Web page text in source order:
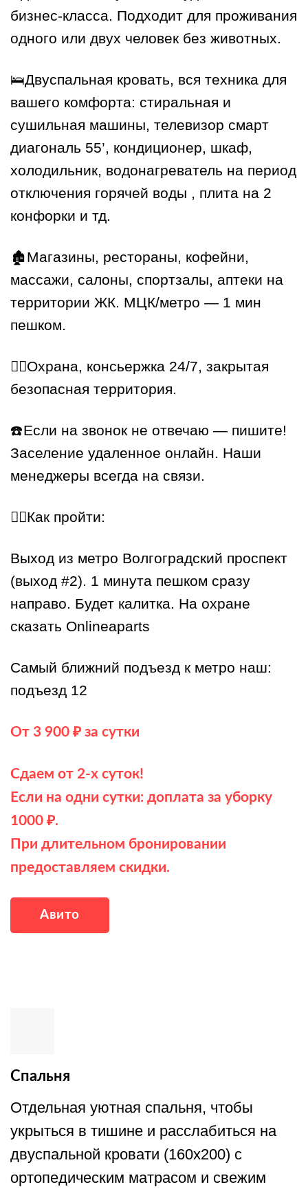
бизнес-класса. Подходит для проживания
одного или двух человек без животных.
🛌Двуспальная кровать, вся техника для
вашего комфорта: стиральная и
сушильная машины, телевизор смарт
диагональ 55’, кондиционер, шкаф,
холодильник, водонагреватель на период
отключения горячей воды , плита на 2
конфорки и тд.
🏚️Магазины, рестораны, кофейни,
массажи, салоны, спортзалы, аптеки на
территории ЖК. МЦК/метро — 1 мин
пешком.
👮‍♂️Охрана, консьержка 24/7, закрытая
безопасная территория.
☎️Если на звонок не отвечаю — пишите!
Заселение удаленное онлайн. Наши
менеджеры всегда на связи.
🏃‍♂️Как пройти:
Выход из метро Волгоградский проспект
(выход #2). 1 минута пешком сразу
направо. Будет калитка. На охране
сказать Onlineaparts
Самый ближний подъезд к метро наш:
подъезд 12
От 3 900 ₽ за сутки
Сдаем от 2-х суток!
Если на одни сутки: доплата за уборку
1000 ₽.
При длительном бронировании
предоставляем скидки.
Авито
Спальня
Отдельная уютная спальня, чтобы
укрыться в тишине и расслабиться на
двуспальной кровати (160х200) с
ортопедическим матрасом и свежим